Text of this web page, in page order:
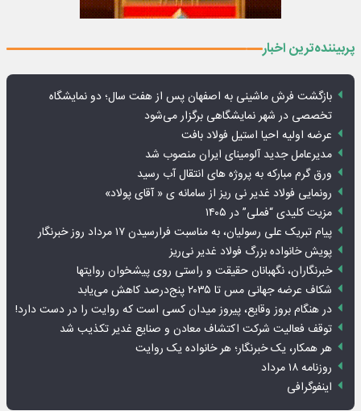
پربیننده‌ترین اخبار
بازگشت فرش ماشینی به اصفهان پس از هفت سال؛ دو نمایشگاه
تخصصی در شهر نمایشگاهی برگزار می‌شود
عرضه اولیه احیا استیل فولاد بافت
مدیرعامل جدید آلومینای ایران منصوب شد
ورق گرم مبارکه به پروژه های انتقال آب رسید
رونمایی فولاد غدیر نی ریز از سامانه ی « آقای پولاد»
مزیت کلیدی “فملی” در ۱۴۰۵
پیام تبریک علی رسولیان، به مناسبت فرارسیدن ۱۷ مرداد روز خبرنگار
پویش خانواده بزرگ فولاد غدیر نی‌ریز
خبرنگاران، نگهبانان حقیقت و راستی روی پیشخوان روایت­ها
شکاف عرضه جهانی مس تا ۲۰۳۵ پنج‌درصد کاهش می‌یابد
در هنگام بروز وقایع، پیروز میدان کسی است که روایت را در دست دارد!
توقف فعالیت شرکت اکتشاف معادن و صنایع غدیر تکذیب شد
هر همکار، یک خبرنگار؛ هر خانواده یک روایت
روزنامه ۱۸ مرداد
اینفوگرافی